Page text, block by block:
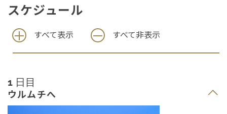
スケジュール
すべて表示 すべて非表示
1 日目
ウルムチへ